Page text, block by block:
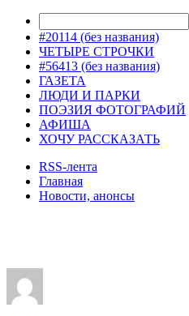
#20114 (без названия)
ЧЕТЫРЕ СТРОЧКИ
#56413 (без названия)
ГАЗЕТА
ЛЮДИ И ПАРКИ
ПОЭЗИЯ ФОТОГРАФИЙ
АФИША
ХОЧУ РАССКАЗАТЬ
RSS-лента
Главная
Новости, анонсы